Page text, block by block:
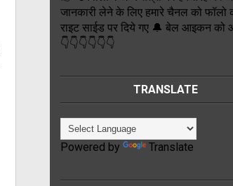
जानकारी लेने के लिए हमारे चैनल को
राइट साईड पर दिये गए 🔔 बेल आइकन
👇👇👇👇👇👇
TRANSLATE
Powered by Translate